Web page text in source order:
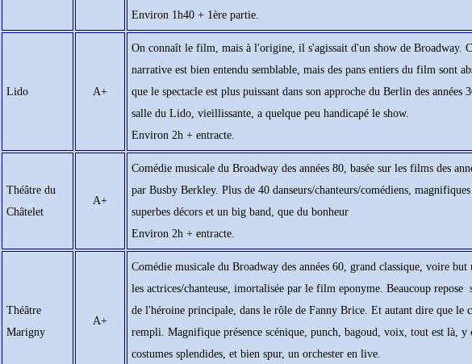
Environ 1h40 + 1ère partie.
Lido A+
On connaît le film, mais à l'origine, il s'agissait d'un show de Broadway.
narrative est bien entendu semblable, mais des pans entiers du film sont
que le spectacle est plus puissant dans son approche du Berlin des années
salle du Lido, vieillissante, a quelque peu handicapé le show.
Environ 2h + entracte.
Théâtre du
Châtelet
A+
Comédie musicale du Broadway des années 80, basée sur les films des
par Busby Berkley. Plus de 40 danseurs/chanteurs/comédiens, magnifiques
superbes décors et un big band, que du bonheur
Environ 2h + entracte.
Théâtre
Marigny
A+
Comédie musicale du Broadway des années 60, grand classique, voire but
les actrices/chanteuse, imortalisée par le film eponyme. Beaucoup repose
de l'héroine principale, dans le rôle de Fanny Brice. Et autant dire que le
rempli. Magnifique présence scénique, punch, bagoud, voix, tout est là, y
costumes splendides, et bien spur, un orchester en live.